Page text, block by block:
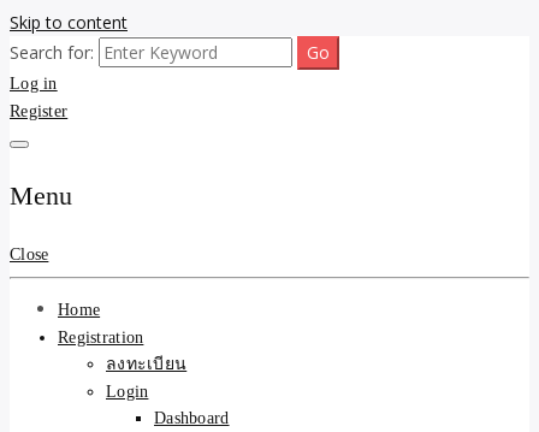
Skip to content
รับจ้างโพสต์ขายบ้าน ขาย
ของ ติดหน้าแรก Google Ai
Search ราคาถูกที่สุด! เน้น
ความคุ้มค่า "ถูกและดีมีอยู่
จริง" (เหมาะกับพ่อค้า
แม่ค้า) บริการโพสต์เว็บ
บอร์ด SEO การันตีงานดี
ขายบ้านไม่ออก ขายสินค้าไม่ได้ บอกเรา! รับจ้างลงโพสต์อสังหาฯ รับโพส
เว็บบอร์ดSEO ดันติดหน้าแรก Google AI ชัวร์ 🎯 … ให้เราจัดการให้! ด้วย
ระบบ AI Search & SEO ที่แม่นยำที่สุด
Search for:
Log in
Register
Menu
Close
Home
Registration
ลงทะเบียน
Login
Dashboard